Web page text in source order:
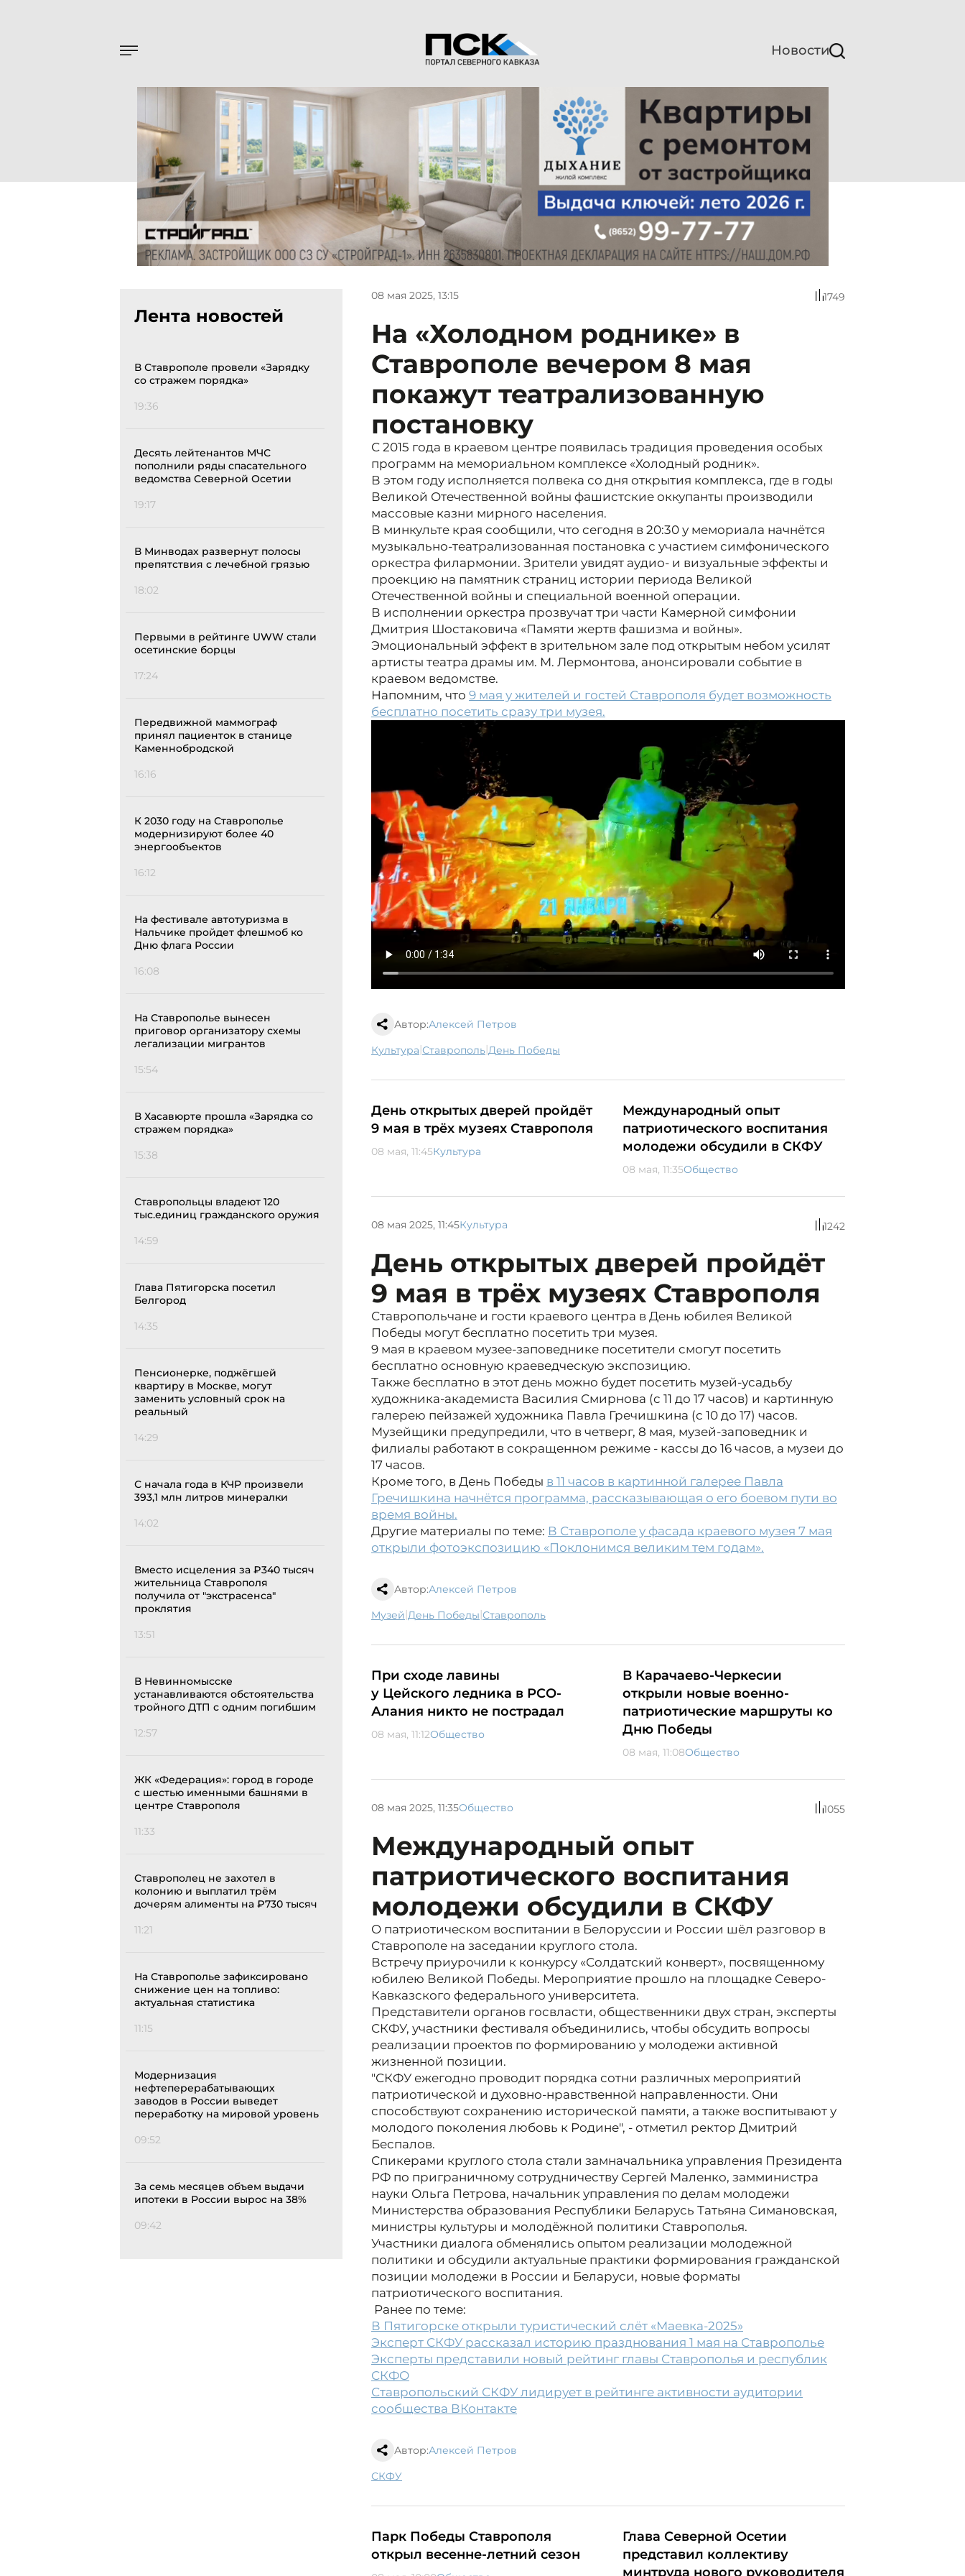
Новости
Лента новостей
В Ставрополе провели «Зарядку
со стражем порядка»
19:36
Десять лейтенантов МЧС
пополнили ряды спасательного
ведомства Северной Осетии
19:17
В Минводах развернут полосы
препятствия с лечебной грязью
18:02
Первыми в рейтинге UWW стали
осетинские борцы
17:24
Передвижной маммограф
принял пациенток в станице
Каменнобродской
16:16
К 2030 году на Ставрополье
модернизируют более 40
энергообъектов
16:12
На фестивале автотуризма в
Нальчике пройдет флешмоб ко
Дню флага России
16:08
На Ставрополье вынесен
приговор организатору схемы
легализации мигрантов
15:54
В Хасавюрте прошла «Зарядка со
стражем порядка»
15:38
Ставропольцы владеют 120
тыс.единиц гражданского оружия
14:59
Глава Пятигорска посетил
Белгород
14:35
Пенсионерке, поджёгшей
квартиру в Москве, могут
заменить условный срок на
реальный
14:29
С начала года в КЧР произвели
393,1 млн литров минералки
14:02
Вместо исцеления за ₽340 тысяч
жительница Ставрополя
получила от "экстрасенса"
проклятия
13:51
В Невинномысске
устанавливаются обстоятельства
тройного ДТП с одним погибшим
12:57
ЖК «Федерация»: город в городе
с шестью именными башнями в
центре Ставрополя
11:33
Ставрополец не захотел в
колонию и выплатил трём
дочерям алименты на ₽730 тысяч
11:21
На Ставрополье зафиксировано
снижение цен на топливо:
актуальная статистика
11:15
Модернизация
нефтеперерабатывающих
заводов в России выведет
переработку на мировой уровень
09:52
За семь месяцев объем выдачи
ипотеки в России вырос на 38%
09:42
08 мая 2025, 13:15 1749
На «Холодном роднике» в
Ставрополе вечером 8 мая
покажут театрализованную
постановку
С 2015 года в краевом центре появилась традиция проведения особых
программ на мемориальном комплексе «Холодный родник».
В этом году исполняется полвека со дня открытия комплекса, где в годы
Великой Отечественной войны фашистские оккупанты производили
массовые казни мирного населения.
В минкульте края сообщили, что сегодня в 20:30 у мемориала начнётся
музыкально-театрализованная постановка с участием симфонического
оркестра филармонии. Зрители увидят аудио- и визуальные эффекты и
проекцию на памятник страниц истории периода Великой
Отечественной войны и специальной военной операции.
В исполнении оркестра прозвучат три части Камерной симфонии
Дмитрия Шостаковича «Памяти жертв фашизма и войны».
Эмоциональный эффект в зрительном зале под открытым небом усилят
артисты театра драмы им. М. Лермонтова, анонсировали событие в
краевом ведомстве.
Напомним, что 9 мая у жителей и гостей Ставрополя будет возможность
бесплатно посетить сразу три музея.
Автор:Алексей Петров
культура| Ставрополь| День Победы
День открытых дверей пройдёт
9 мая в трёх музеях Ставрополя
08 мая, 11:45Культура
Международный опыт
патриотического воспитания
молодежи обсудили в СКФУ
08 мая, 11:35Общество
08 мая 2025, 11:45Культура 1242
День открытых дверей пройдёт
9 мая в трёх музеях Ставрополя
Ставропольчане и гости краевого центра в День юбилея Великой
Победы могут бесплатно посетить три музея.
9 мая в краевом музее-заповеднике посетители смогут посетить
бесплатно основную краеведческую экспозицию.
Также бесплатно в этот день можно будет посетить музей-усадьбу
художника-академиста Василия Смирнова (с 11 до 17 часов) и картинную
галерею пейзажей художника Павла Гречишкина (с 10 до 17) часов.
Музейщики предупредили, что в четверг, 8 мая, музей-заповедник и
филиалы работают в сокращенном режиме - кассы до 16 часов, а музеи до
17 часов.
Кроме того, в День Победы в 11 часов в картинной галерее Павла
Гречишкина начнётся программа, рассказывающая о его боевом пути во
время войны.
Другие материалы по теме: В Ставрополе у фасада краевого музея 7 мая
открыли фотоэкспозицию «Поклонимся великим тем годам».
Автор:Алексей Петров
музей| День Победы| Ставрополь
При сходе лавины
у Цейского ледника в РСО-
Алания никто не пострадал
08 мая, 11:12Общество
В Карачаево-Черкесии
открыли новые военно-
патриотические маршруты ко
Дню Победы
08 мая, 11:08Общество
08 мая 2025, 11:35Общество 1055
Международный опыт
патриотического воспитания
молодежи обсудили в СКФУ
О патриотическом воспитании в Белоруссии и России шёл разговор в
Ставрополе на заседании круглого стола.
Встречу приурочили к конкурсу «Солдатский конверт», посвященному
юбилею Великой Победы. Мероприятие прошло на площадке Северо-
Кавказского федерального университета.
Представители органов госвласти, общественники двух стран, эксперты
СКФУ, участники фестиваля объединились, чтобы обсудить вопросы
реализации проектов по формированию у молодежи активной
жизненной позиции.
"СКФУ ежегодно проводит порядка сотни различных мероприятий
патриотической и духовно-нравственной направленности. Они
способствуют сохранению исторической памяти, а также воспитывают у
молодого поколения любовь к Родине", - отметил ректор Дмитрий
Беспалов.
Спикерами круглого стола стали замначальника управления Президента
РФ по приграничному сотрудничеству Сергей Маленко, замминистра
науки Ольга Петрова, начальник управления по делам молодежи
Министерства образования Республики Беларусь Татьяна Симановская,
министры культуры и молодёжной политики Ставрополья.
Участники диалога обменялись опытом реализации молодежной
политики и обсудили актуальные практики формирования гражданской
позиции молодежи в России и Беларуси, новые форматы
патриотического воспитания.
Ранее по теме:
В Пятигорске открыли туристический слёт «Маевка-2025»
Эксперт СКФУ рассказал историю празднования 1 мая на Ставрополье
Эксперты представили новый рейтинг главы Ставрополья и республик
СКФО
Ставропольский СКФУ лидирует в рейтинге активности аудитории
сообщества ВКонтакте
Автор:Алексей Петров
СКФУ
Парк Победы Ставрополя
открыл весенне-летний сезон
Глава Северной Осетии
представил коллективу
минтруда нового руководителя